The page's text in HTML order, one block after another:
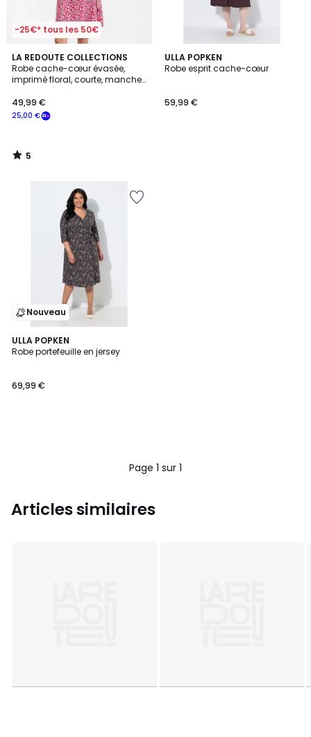
-25€* tous les 50€
LA REDOUTE COLLECTIONS
Robe cache-cœur évasée,
imprimé floral, courte, manches
25,00 €
49,99 €
5
/
5
5
/
ULLA POPKEN
Robe esprit cache-cœur
59,99 €
Nouveau
ULLA POPKEN
Robe portefeuille en jersey
69,99 €
Page 1 sur 1
Articles similaires